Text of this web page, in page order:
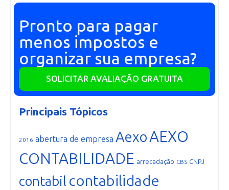
Pronto para pagar
menos impostos e
organizar sua empresa?
SOLICITAR AVALIAÇÃO GRATUITA
Principais Tópicos
2016 abertura de empresa AexoAEXO
CONTABILIDADE arrecadação CBS CNPJ
contabil contabilidade